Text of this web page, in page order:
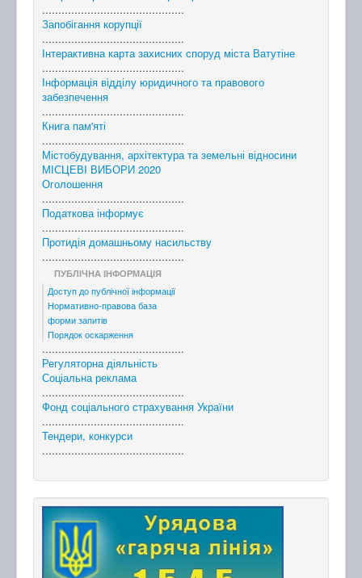
............................................
Запобігання корупції
............................................
Інтерактивна карта захисних споруд міста Ватутіне
............................................
Інформація відділу юридичного та правового
забезпечення
............................................
Книга пам'яті
............................................
Містобудування, архітектура та земельні відносини
МІСЦЕВІ ВИБОРИ 2020
Оголошення
............................................
Податкова інформує
............................................
Протидія домашньому насильству
............................................
ПУБЛІЧНА ІНФОРМАЦІЯ
Доступ до публічної інформації
Нормативно-правова база
форми запитів
Порядок оскарження
............................................
Регуляторна діяльність
Соціальна реклама
............................................
Фонд соціального страхування України
............................................
Тендери, конкурси
............................................